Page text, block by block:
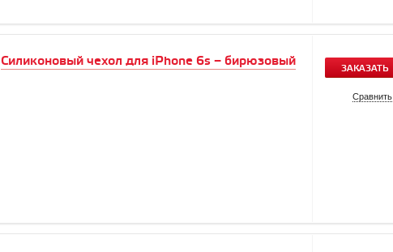
Силиконовый чехол для iPhone 6s – бирюзовый ЗАКАЗАТЬ
Сравнить